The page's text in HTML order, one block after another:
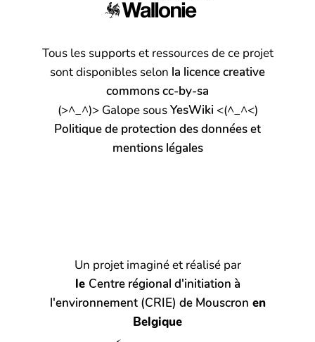
Tous les supports et ressources de ce projet
sont disponibles selon la licence creative
commons cc-by-sa
(>^_^)> Galope sousYesWiki <(^_^<)
Politique de protection des données et
mentions légales
Un projet imaginé et réalisé par
le Centre régional d'initiation à
l'environnement (CRIE) de Mouscron en
Belgique